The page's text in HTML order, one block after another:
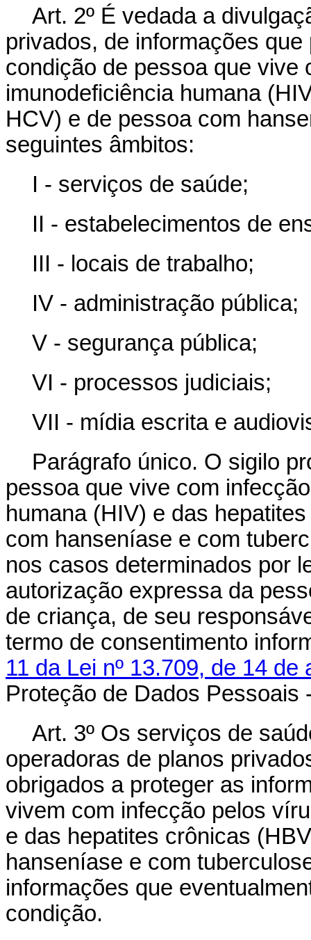
Art. 2º É vedada a
privados, de informações
condição de pessoa que
imunodeficiência humana
HCV) e de pessoa com
seguintes âmbitos:
I - serviços de saúde;
II - estabelecimentos de
III - locais de trabalho;
IV - administração pública;
V - segurança pública;
VI - processos judiciais;
VII - mídia escrita e
Parágrafo único. O sigilo
pessoa que vive com
humana (HIV) e das
com hanseníase e com
nos casos determinados por
autorização expressa da
de criança, de seu
termo de consentimento
11 da Lei nº 13.709, de 14 de
Proteção de Dados Pessoais
Art. 3º Os serviços de
operadoras de planos
obrigados a proteger as
vivem com infecção pelos
e das hepatites crônicas
hanseníase e com
informações que
condição.